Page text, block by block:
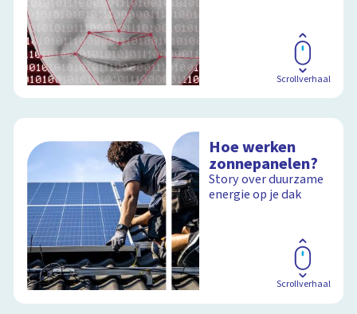
Scrollverhaal
Hoe werken
zonnepanelen?
Story over duurzame
energie op je dak
Scrollverhaal